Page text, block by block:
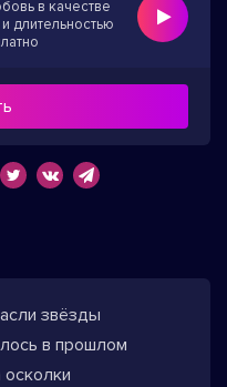
в качестве
длительностью
звёзды
в прошлом